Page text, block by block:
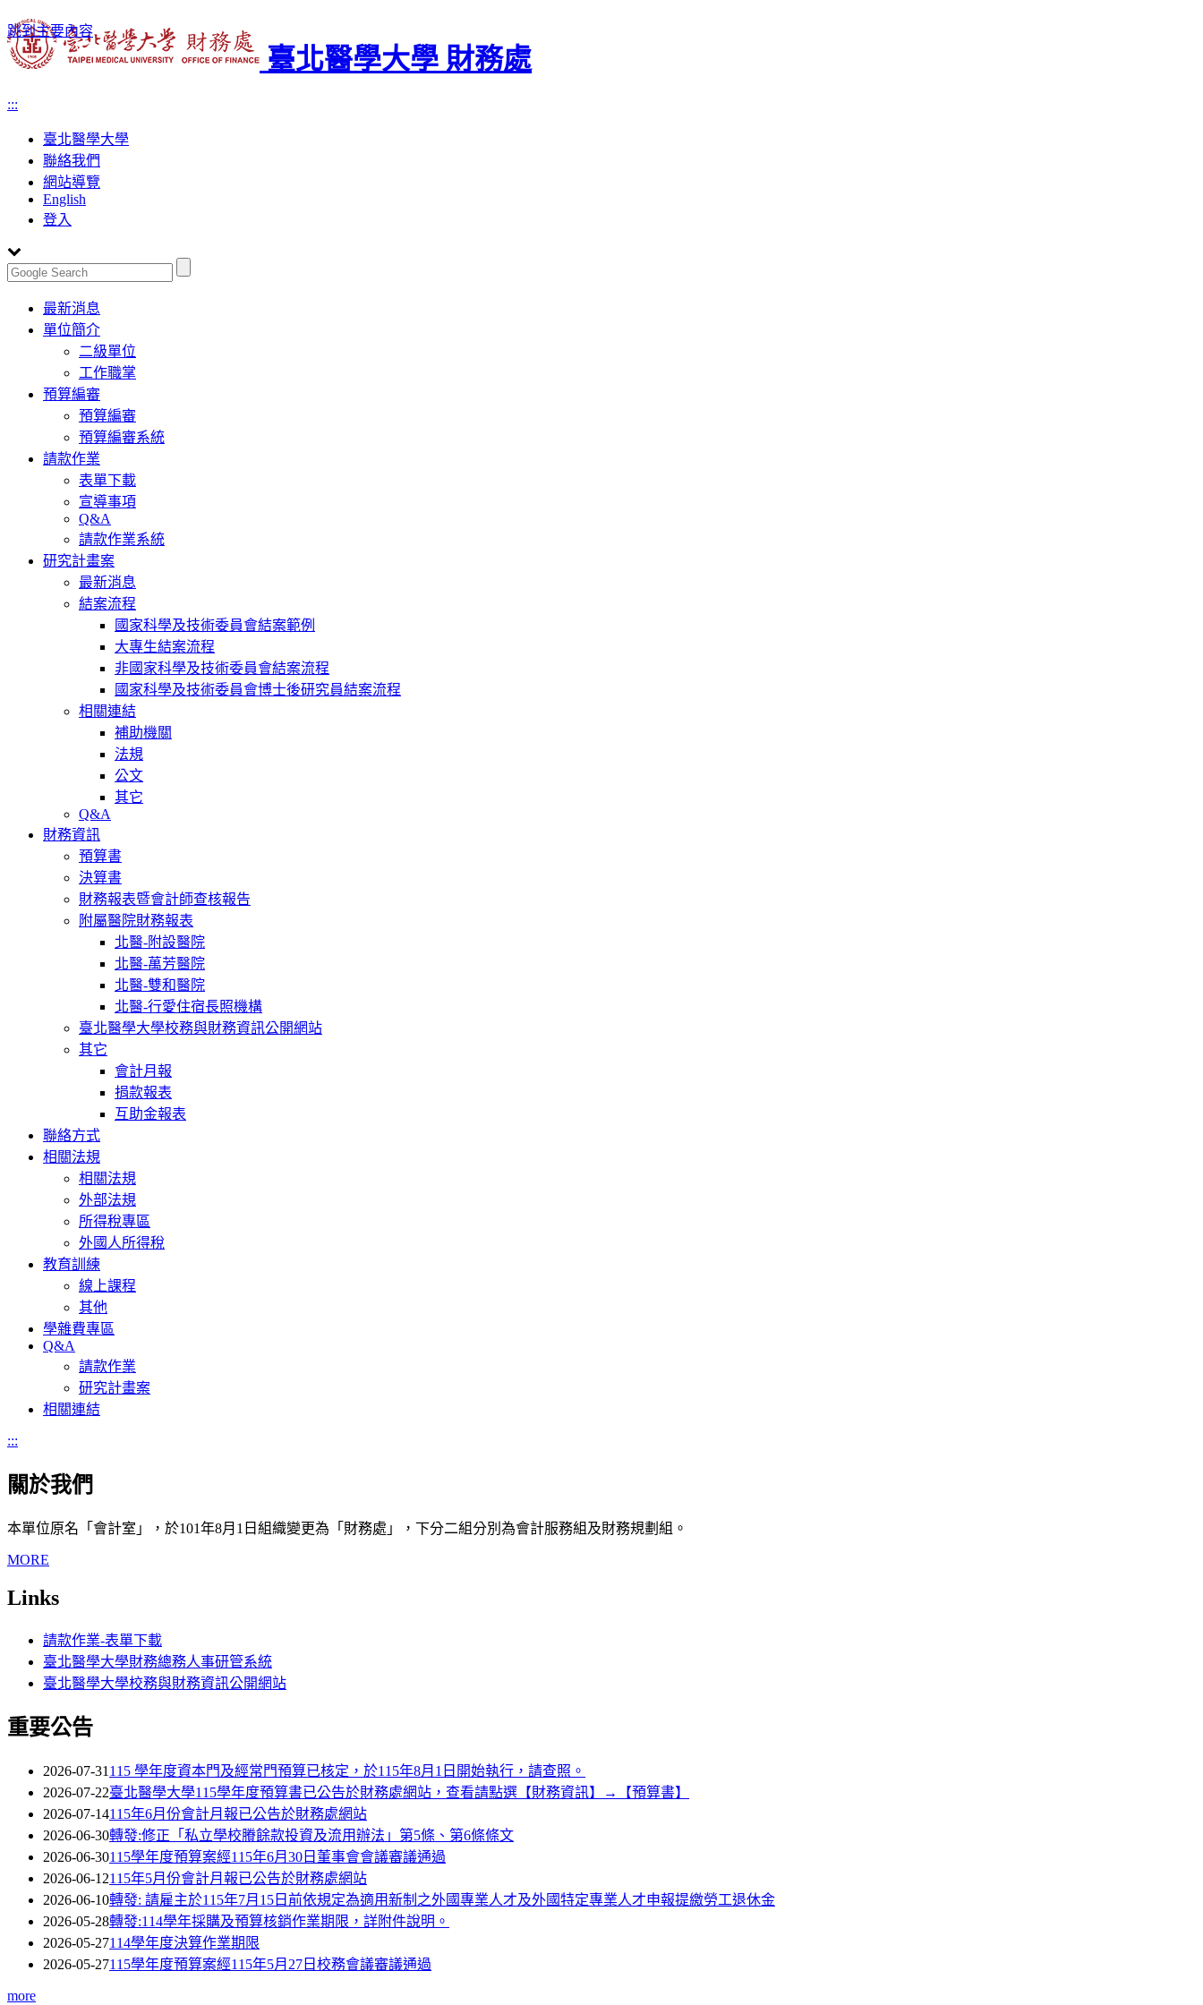
跳到主要內容
臺北醫學大學 財務處
:::
臺北醫學大學
聯絡我們
網站導覽
English
登入
Toggle
navigation
最新消息
單位簡介
二級單位
工作職掌
預算編審
預算編審
預算編審系統
請款作業
表單下載
宣導事項
Q&A
請款作業系統
研究計畫案
最新消息
結案流程
國家科學及技術委員會結案範例
大專生結案流程
非國家科學及技術委員會結案流程
國家科學及技術委員會博士後研究員結案流程
相關連結
補助機關
法規
公文
其它
Q&A
財務資訊
預算書
決算書
財務報表暨會計師查核報告
附屬醫院財務報表
北醫-附設醫院
北醫-萬芳醫院
北醫-雙和醫院
北醫-行愛住宿長照機構
臺北醫學大學校務與財務資訊公開網站
其它
會計月報
捐款報表
互助金報表
聯絡方式
相關法規
相關法規
外部法規
所得稅專區
外國人所得稅
教育訓練
線上課程
其他
學雜費專區
Q&A
請款作業
研究計畫案
相關連結
:::
關於我們
本單位原名「會計室」，於101年8月1日組織變更為「財務處」，下分二組分別為會計服務組及財務規劃組。
MORE
Links
請款作業-表單下載
臺北醫學大學財務總務人事研管系統
臺北醫學大學校務與財務資訊公開網站
重要公告
2026-07-31 115 學年度資本門及經常門預算已核定，於115年8月1日開始執行，請查照。
2026-07-22臺北醫學大學115學年度預算書已公告於財務處網站，查看請點選【財務資訊】→【預算書】
2026-07-14115年6月份會計月報已公告於財務處網站
2026-06-30轉發:修正「私立學校賸餘款投資及流用辦法」第5條、第6條條文
2026-06-30115學年度預算案經115年6月30日董事會會議審議通過
2026-06-12115年5月份會計月報已公告於財務處網站
2026-06-10轉發: 請雇主於115年7月15日前依規定為適用新制之外國專業人才及外國特定專業人才申報提繳勞工退休金
2026-05-28轉發:114學年採購及預算核銷作業期限，詳附件說明。
2026-05-27114學年度決算作業期限
2026-05-27115學年度預算案經115年5月27日校務會議審議通過
more